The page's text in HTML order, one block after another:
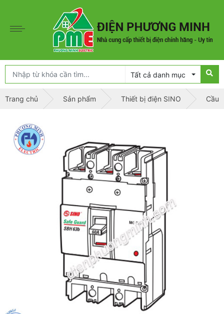
Tất cả danh mục
Trang chủ Sản phẩm Thiết bị điện SINO Cầu